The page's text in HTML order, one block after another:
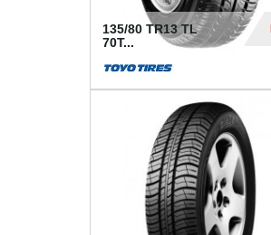
135/80 TR13 TL
70T...